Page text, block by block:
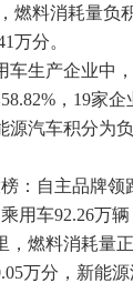
燃料消耗量负
万分。
车生产企业中
，19家
源汽车积分为负
用车92.26万
，燃料消耗量
万分，新能源